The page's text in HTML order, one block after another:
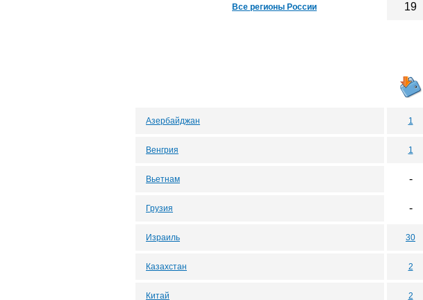
Все регионы России 19
Азербайджан 1
Венгрия 1
Вьетнам -
Грузия -
Израиль 30
Казахстан 2
Китай 2